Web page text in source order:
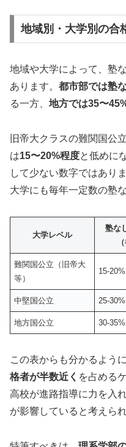
地域別・大学別の合
地域や大学によって、塾
あります。 都市部では塾
る一方、 地方では35〜
旧帝大クラスの難関国公
は15〜20%程度と低めに
して少ない数字ではあり
大学にも毎年一定数の塾
大学レベル
塾な
難関国公立（旧帝大
等）
15-20%
中堅国公立 25-30%
地方国公立 30-35%
この表からも分かるように
格者が半数近く を占める
高校が進路指導に力を入
が影響していると考えられ